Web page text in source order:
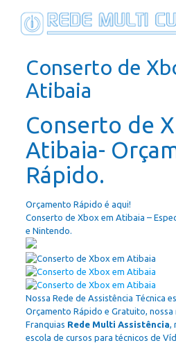
Conserto de
Atibaia
Conserto de
Atibaia-
Rápido.
Orçamento Rápido é aqui!
Conserto de Xbox em Atibaia –
e Nintendo.
Nossa Rede de Assistência Técnica
Orçamento Rápido e Gratuito,
Franquias Rede Multi Assistência,
escola de cursos para técnicos de